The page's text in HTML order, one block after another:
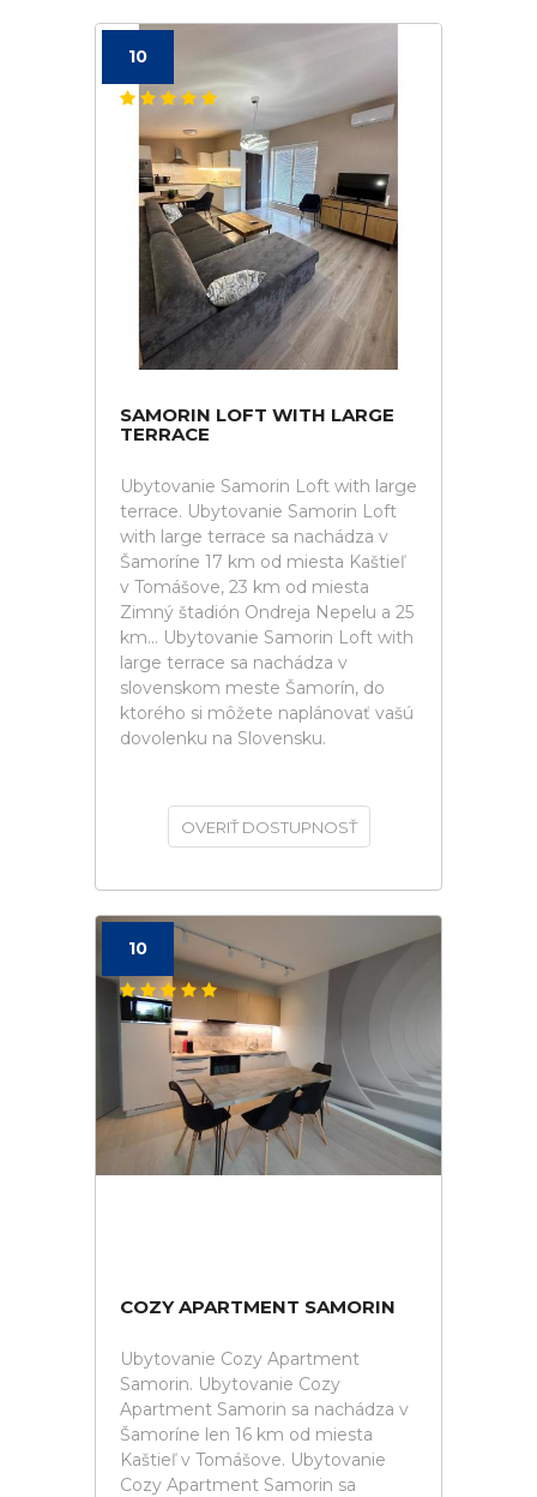
10
SAMORIN LOFT WITH LARGE
TERRACE
Ubytovanie Samorin Loft with large
terrace. Ubytovanie Samorin Loft
with large terrace sa nachádza v
Šamoríne 17 km od miesta Kaštieľ
v Tomášove, 23 km od miesta
Zimný štadión Ondreja Nepelu a 25
km... Ubytovanie Samorin Loft with
large terrace sa nachádza v
slovenskom meste Šamorín, do
ktorého si môžete naplánovať vašú
dovolenku na Slovensku.
OVERIŤ DOSTUPNOSŤ
10
COZY APARTMENT SAMORIN
Ubytovanie Cozy Apartment
Samorin. Ubytovanie Cozy
Apartment Samorin sa nachádza v
Šamoríne len 16 km od miesta
Kaštieľ v Tomášove. Ubytovanie
Cozy Apartment Samorin sa